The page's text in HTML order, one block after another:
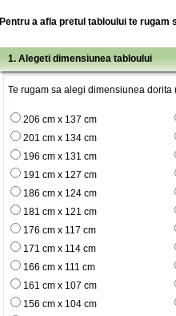
Pentru a afla pretul tabloului te rugam
1. Alegeti dimensiunea tabloului
Te rugam sa alegi dimensiunea dorita
206 cm x 137 cm
201 cm x 134 cm
196 cm x 131 cm
191 cm x 127 cm
186 cm x 124 cm
181 cm x 121 cm
176 cm x 117 cm
171 cm x 114 cm
166 cm x 111 cm
161 cm x 107 cm
156 cm x 104 cm